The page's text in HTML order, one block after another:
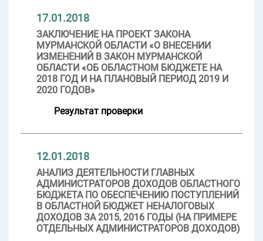
17.01.2018
ЗАКЛЮЧЕНИЕ НА ПРОЕКТ ЗАКОНА
МУРМАНСКОЙ ОБЛАСТИ «О ВНЕСЕНИИ
ИЗМЕНЕНИЙ В ЗАКОН МУРМАНСКОЙ
ОБЛАСТИ «ОБ ОБЛАСТНОМ БЮДЖЕТЕ НА
2018 ГОД И НА ПЛАНОВЫЙ ПЕРИОД 2019 И
2020 ГОДОВ»
Результат проверки
12.01.2018
АНАЛИЗ ДЕЯТЕЛЬНОСТИ ГЛАВНЫХ
АДМИНИСТРАТОРОВ ДОХОДОВ ОБЛАСТНОГО
БЮДЖЕТА ПО ОБЕСПЕЧЕНИЮ ПОСТУПЛЕНИЙ
В ОБЛАСТНОЙ БЮДЖЕТ НЕНАЛОГОВЫХ
ДОХОДОВ ЗА 2015, 2016 ГОДЫ (НА ПРИМЕРЕ
ОТДЕЛЬНЫХ АДМИНИСТРАТОРОВ ДОХОДОВ)